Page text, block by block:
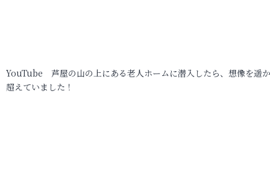
YouTube 芦屋の山の上にある老人ホームに潜入したら、想像を遥
超えていました！